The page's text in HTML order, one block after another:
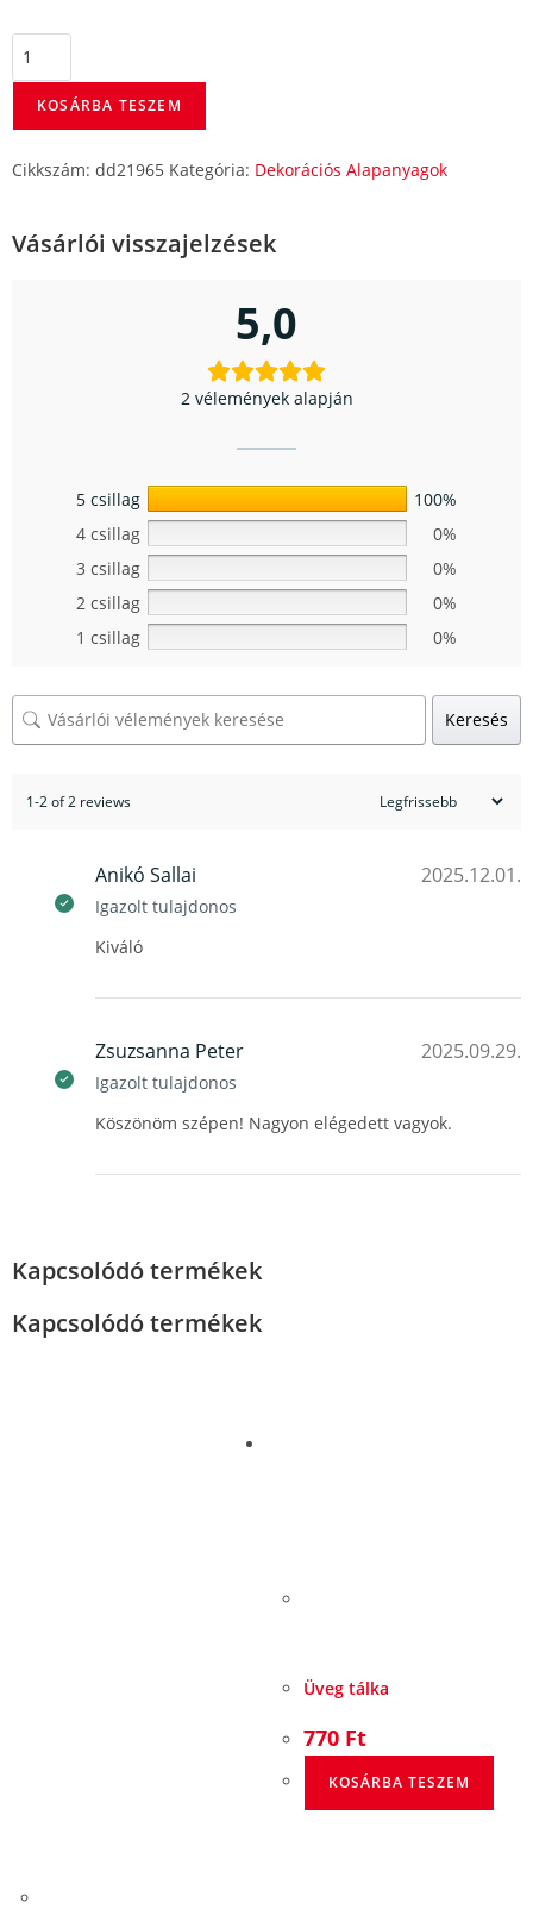
KOSÁRBA TESZEM
Cikkszám: dd21965 Kategória: Dekorációs Alapanyagok
Vásárlói visszajelzések
5,0
2 vélemények alapján
5 csillag
100%
4 csillag
0%
3 csillag
0%
2 csillag
0%
1 csillag
0%
Keresés
1-2 of 2 reviews
Anikó Sallai
Igazolt tulajdonos
2025.12.01.
Kiváló
Zsuzsanna Peter
Igazolt tulajdonos
2025.09.29.
Köszönöm szépen! Nagyon elégedett vagyok.
Kapcsolódó termékek
Kapcsolódó termékek
Üveg tálka
770 Ft
KOSÁRBA TESZEM